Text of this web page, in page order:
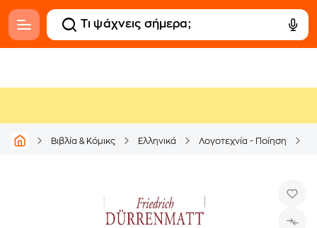
Βιβλία & Κόμικς Ελληνικά Λογοτεχνία - Ποίηση